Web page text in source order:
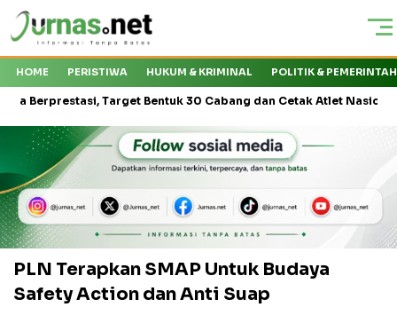
HOME PERISTIWA HUKUM & KRIMINAL POLITIK &
Target Bentuk 30 Cabang dan Cetak Atlet Nasional
PLN Terapkan SMAP Untuk Budaya
Safety Action dan Anti Suap